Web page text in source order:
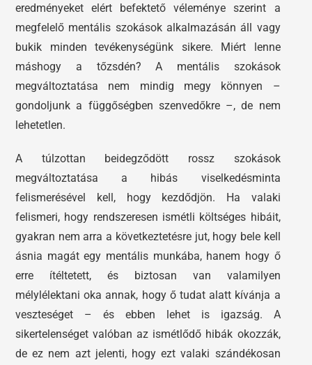
eredményeket elért befektető véleménye szerint a
megfelelő mentális szokások alkalmazásán áll vagy
bukik minden tevékenységünk sikere. Miért lenne
máshogy a tőzsdén? A mentális szokások
megváltoztatása nem mindig megy könnyen –
gondoljunk a függőségben szenvedőkre –, de nem
lehetetlen.
A túlzottan beidegződött rossz szokások
megváltoztatása a hibás viselkedésminta
felismerésével kell, hogy kezdődjön. Ha valaki
felismeri, hogy rendszeresen ismétli költséges hibáit,
gyakran nem arra a következtetésre jut, hogy bele kell
ásnia magát egy mentális munkába, hanem hogy ő
erre ítéltetett, és biztosan van valamilyen
mélylélektani oka annak, hogy ő tudat alatt kívánja a
veszteséget – és ebben lehet is igazság. A
sikertelenséget valóban az ismétlődő hibák okozzák,
de ez nem azt jelenti, hogy ezt valaki szándékosan